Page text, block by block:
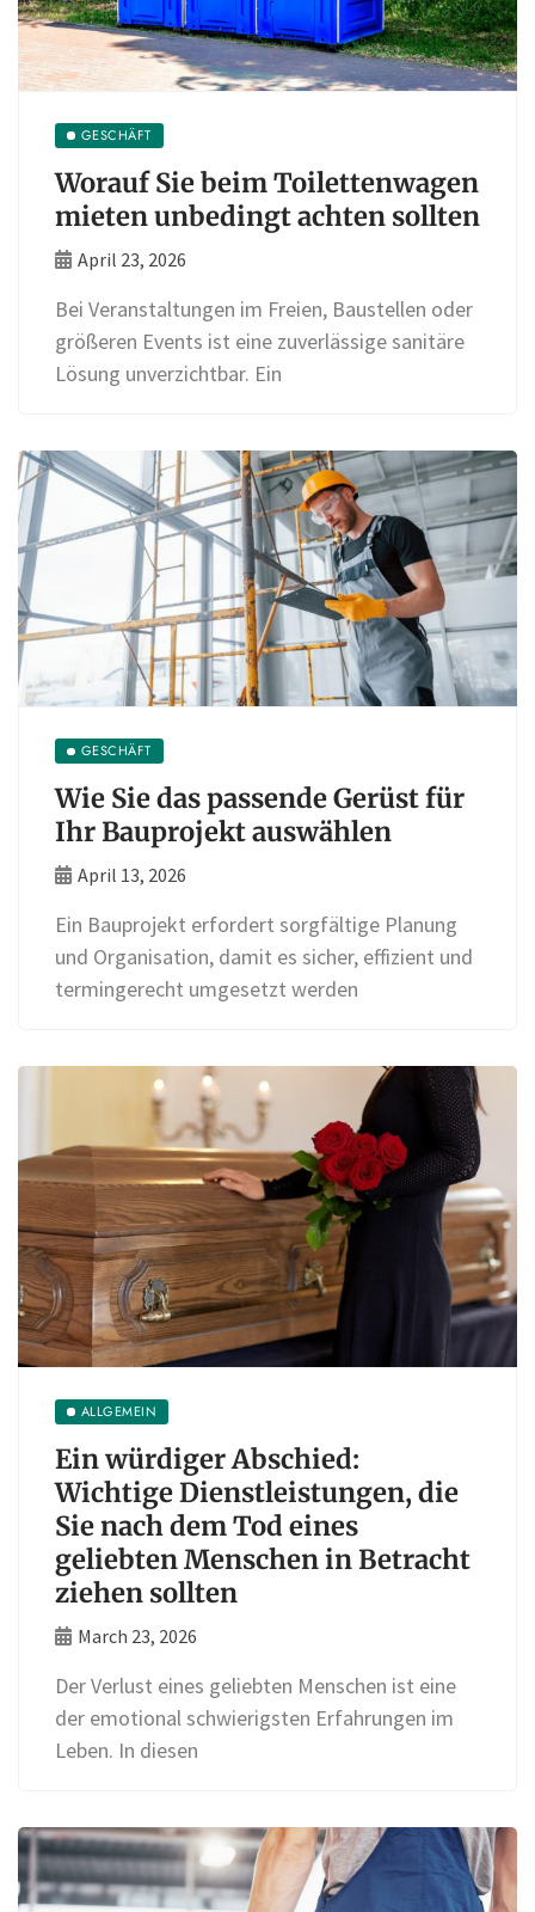
GESCHÄFT
Worauf Sie beim Toilettenwagen
mieten unbedingt achten sollten
April 23, 2026
Bei Veranstaltungen im Freien, Baustellen oder
größeren Events ist eine zuverlässige sanitäre
Lösung unverzichtbar. Ein
GESCHÄFT
Wie Sie das passende Gerüst für
Ihr Bauprojekt auswählen
April 13, 2026
Ein Bauprojekt erfordert sorgfältige Planung
und Organisation, damit es sicher, effizient und
termingerecht umgesetzt werden
ALLGEMEIN
Ein würdiger Abschied:
Wichtige Dienstleistungen, die
Sie nach dem Tod eines
geliebten Menschen in Betracht
ziehen sollten
March 23, 2026
Der Verlust eines geliebten Menschen ist eine
der emotional schwierigsten Erfahrungen im
Leben. In diesen